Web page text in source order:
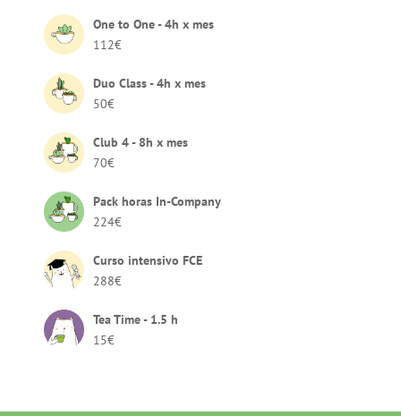
One to One - 4h x mes
112€
Duo Class - 4h x mes
50€
Club 4 - 8h x mes
70€
Pack horas In-Company
224€
Curso intensivo FCE
288€
Tea Time - 1.5 h
15€